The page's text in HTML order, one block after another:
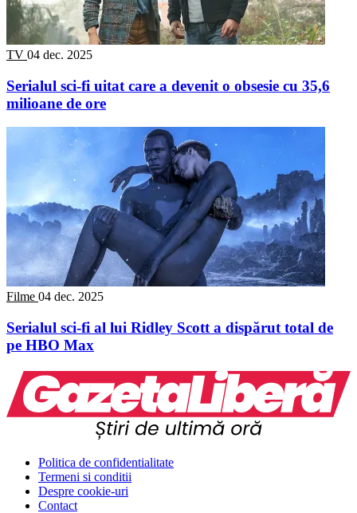
TV 04 dec. 2025
Serialul sci-fi uitat care a devenit o obsesie cu 35,6
milioane de ore
Filme 04 dec. 2025
Serialul sci-fi al lui Ridley Scott a dispărut total de
pe HBO Max
Politica de confidentialitate
Termeni si conditii
Despre cookie-uri
Contact